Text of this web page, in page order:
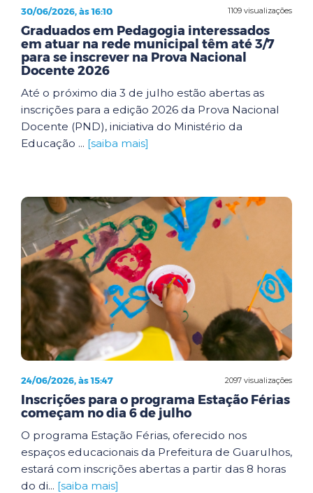
1109 visualizações
30/06/2026, às 16:10
Graduados em Pedagogia interessados
em atuar na rede municipal têm até 3/7
para se inscrever na Prova Nacional
Docente 2026
Até o próximo dia 3 de julho estão abertas as
inscrições para a edição 2026 da Prova Nacional
Docente (PND), iniciativa do Ministério da
Educação ... [saiba mais]
2097 visualizações
24/06/2026, às 15:47
Inscrições para o programa Estação Férias
começam no dia 6 de julho
O programa Estação Férias, oferecido nos
espaços educacionais da Prefeitura de Guarulhos,
estará com inscrições abertas a partir das 8 horas
do di... [saiba mais]